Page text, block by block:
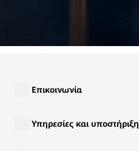
Επικοινωνία
Υπηρεσίες και υποστήριξη